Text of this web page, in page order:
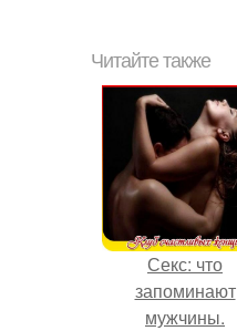
Читайте также
Секс: что
запоминают
мужчины.